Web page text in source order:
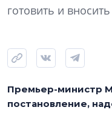
готовить и
Премьер-министр
постановление,